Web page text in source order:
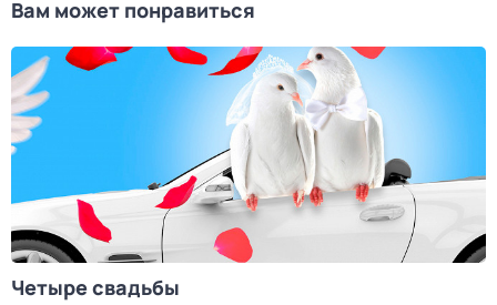
Вам может понравиться
Четыре свадьбы